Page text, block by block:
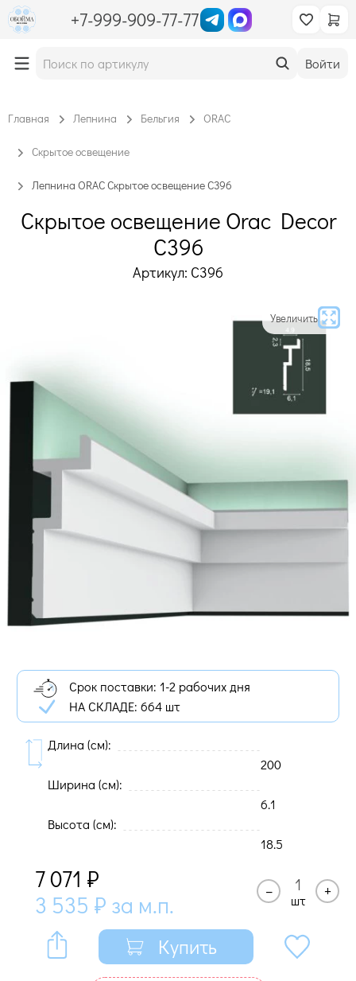
+7-999-909-77-77
Войти
Главная Лепнина Бельгия ORAC
Скрытое освещение
Лепнина ORAC Скрытое освещение C396
Скрытое освещение Orac Decor
C396
Артикул: C396
Увеличить
Срок поставки: 1-2 рабочих дня
НА СКЛАДЕ: 664 шт
Длина (cм):
200
Ширина (cм):
6.1
Высота (cм):
18.5
7 071 ₽
3 535 ₽ за м.п. –
шт
+
Купить